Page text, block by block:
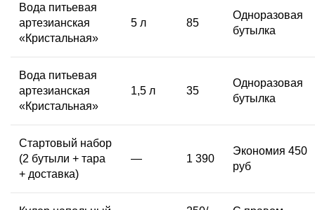
Вода питьевая
артезианская
«Кристальная»
5 л 85
Одноразовая
бутылка
Вода питьевая
артезианская
«Кристальная»
1,5 л 35
Одноразовая
бутылка
Стартовый набор
(2 бутыли + тара
+ доставка)
— 1 390
Экономия 450
руб